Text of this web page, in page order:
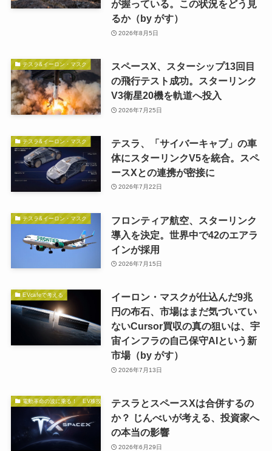
が握っている。この状況をどう見
るか（by がす）
2026年8月5日
テスラ&イーロン・マスク
スペースX、スターシップ13回目
の飛行テスト成功。スターリンク
V3衛星20機を軌道へ投入
2026年7月25日
テスラ&イーロン・マスク
テスラ、「サイバーキャブ」の車
体にスターリンクV5を統合。スペ
ースXとの連携が密接に
2026年7月22日
テスラ&イーロン・マスク
フロンティア航空、スターリンク
導入を決定。世界中で42のエアラ
インが採用
2026年7月15日
EVcafeで考える
イーロン・マスクが仕込んだ9兆
円の布石、市場はまだ気づいてい
ないCursor買収の真の狙いは、宇
宙インフラの自己保守AIという新
市場（by がす）
2026年7月13日
電動革命の波に乗る！ EV株投資の秘訣テスラとスペースXは合併するの
か？ じんべいが考える、投資家へ
の本当の影響
2026年6月29日